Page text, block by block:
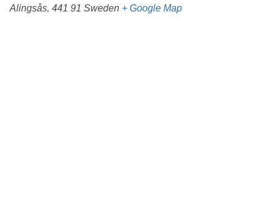
Alingsås, 441 91 Sweden + Google Map